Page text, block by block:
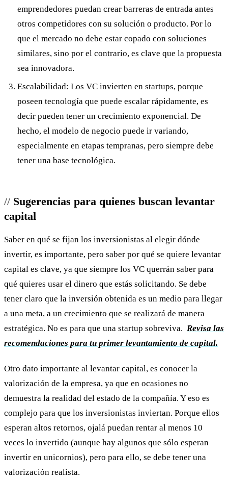
emprendedores puedan crear barreras de entrada antes
otros competidores con su solución o producto. Por lo
que el mercado no debe estar copado con soluciones
similares, sino por el contrario, es clave que la propuesta
sea innovadora.
Escalabilidad: Los VC invierten en startups, porque
poseen tecnología que puede escalar rápidamente, es
decir pueden tener un crecimiento exponencial. De
hecho, el modelo de negocio puede ir variando,
especialmente en etapas tempranas, pero siempre debe
tener una base tecnológica.
Sugerencias para quienes buscan levantar
capital
Saber en qué se fijan los inversionistas al elegir dónde
invertir, es importante, pero saber por qué se quiere levantar
capital es clave, ya que siempre los VC querrán saber para
qué quieres usar el dinero que estás solicitando. Se debe
tener claro que la inversión obtenida es un medio para llegar
a una meta, a un crecimiento que se realizará de manera
estratégica. No es para que una startup sobreviva. Revisa las
recomendaciones para tu primer levantamiento de capital.
Otro dato importante al levantar capital, es conocer la
valorización de la empresa, ya que en ocasiones no
demuestra la realidad del estado de la compañía. Y eso es
complejo para que los inversionistas inviertan. Porque ellos
esperan altos retornos, ojalá puedan rentar al menos 10
veces lo invertido (aunque hay algunos que sólo esperan
invertir en unicornios), pero para ello, se debe tener una
valorización realista.